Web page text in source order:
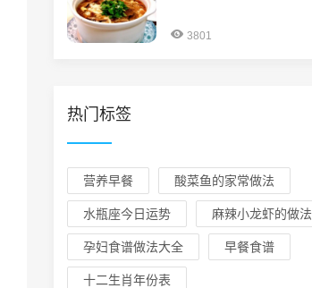
3801
热门标签
营养早餐 酸菜鱼的家常做法
水瓶座今日运势 麻辣小龙虾的做法
孕妇食谱做法大全 早餐食谱
十二生肖年份表